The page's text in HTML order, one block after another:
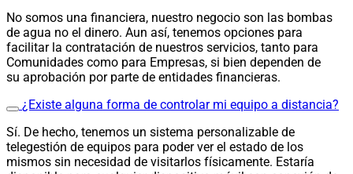
No somos una financiera, nuestro negocio son las bombas
de agua no el dinero. Aun así, tenemos opciones para
facilitar la contratación de nuestros servicios, tanto para
Comunidades como para Empresas, si bien dependen de
su aprobación por parte de entidades financieras.
¿Existe alguna forma de controlar mi equipo a distancia?
Sí. De hecho, tenemos un sistema personalizable de
telegestión de equipos para poder ver el estado de los
mismos sin necesidad de visitarlos físicamente. Estaría